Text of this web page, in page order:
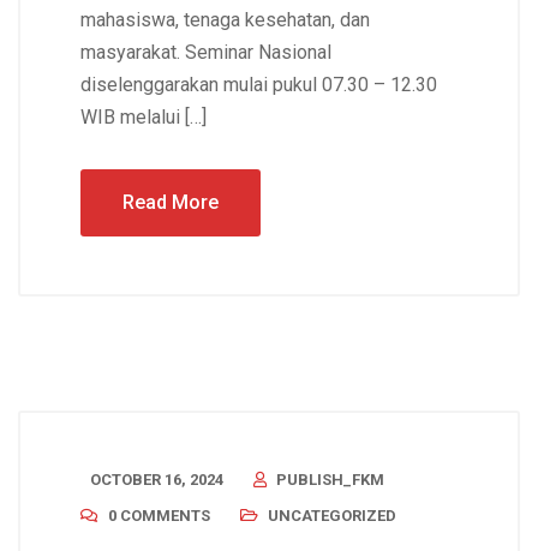
mahasiswa, tenaga kesehatan, dan
masyarakat. Seminar Nasional
diselenggarakan mulai pukul 07.30 – 12.30
WIB melalui […]
Read More
OCTOBER 16, 2024
PUBLISH_FKM
0 COMMENTS
UNCATEGORIZED